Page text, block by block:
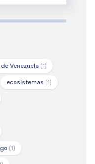
Venezuela (1)
ecosistemas (1)
(1)